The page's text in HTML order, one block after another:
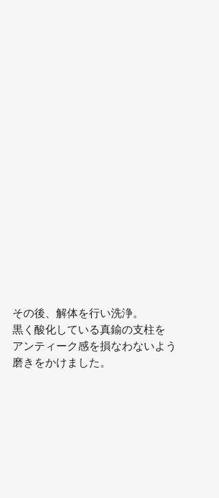
その後、解体を行い洗浄。
黒く酸化している真鍮の支柱を
アンティーク感を損なわないよう
磨きをかけました。